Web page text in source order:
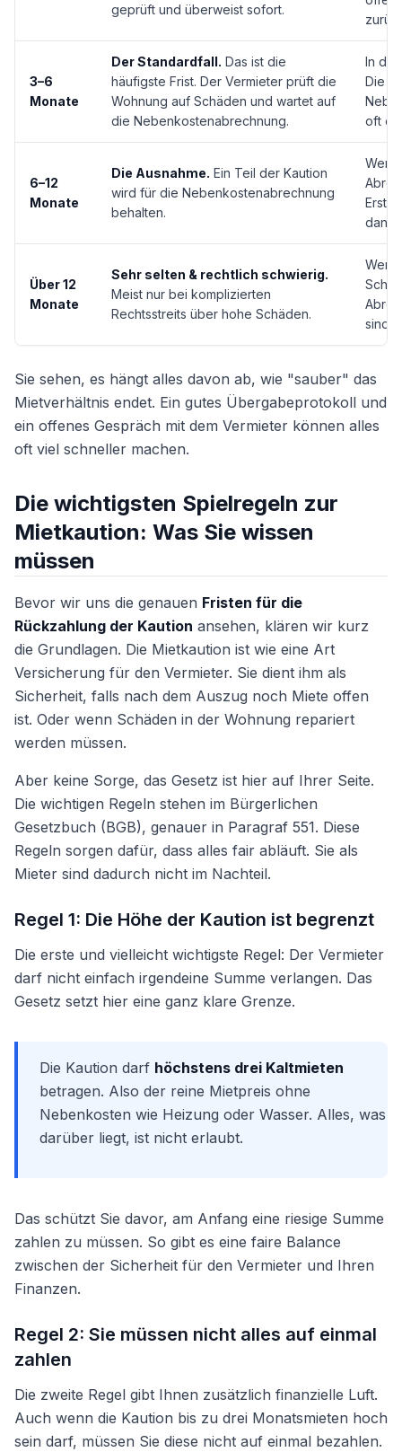
geprüft und überweist sofort.
3–6
Monate
Der Standardfall. Das ist die
häufigste Frist. Der Vermieter prüft die
Wohnung auf Schäden und wartet auf
die Nebenkostenabrechnung.
In
Die
oft
6–12
Monate
Die Ausnahme. Ein Teil der Kaution
wird für die Nebenkostenabrechnung
behalten.
dann
Über 12
Monate
Sehr selten & rechtlich schwierig.
Meist nur bei komplizierten
Rechtsstreits über hohe Schäden.
sind.
Sie sehen, es hängt alles davon ab, wie "sauber" das
Mietverhältnis endet. Ein gutes Übergabeprotokoll und
ein offenes Gespräch mit dem Vermieter können alles
oft viel schneller machen.
Die wichtigsten Spielregeln zur
Mietkaution: Was Sie wissen
müssen
Bevor wir uns die genauen Fristen für die
Rückzahlung der Kaution ansehen, klären wir kurz
die Grundlagen. Die Mietkaution ist wie eine Art
Versicherung für den Vermieter. Sie dient ihm als
Sicherheit, falls nach dem Auszug noch Miete offen
ist. Oder wenn Schäden in der Wohnung repariert
werden müssen.
Aber keine Sorge, das Gesetz ist hier auf Ihrer Seite.
Die wichtigen Regeln stehen im Bürgerlichen
Gesetzbuch (BGB), genauer in Paragraf 551. Diese
Regeln sorgen dafür, dass alles fair abläuft. Sie als
Mieter sind dadurch nicht im Nachteil.
Regel 1: Die Höhe der Kaution ist begrenzt
Die erste und vielleicht wichtigste Regel: Der Vermieter
darf nicht einfach irgendeine Summe verlangen. Das
Gesetz setzt hier eine ganz klare Grenze.
Die Kaution darf höchstens drei Kaltmieten
betragen. Also der reine Mietpreis ohne
Nebenkosten wie Heizung oder Wasser. Alles, was
darüber liegt, ist nicht erlaubt.
Das schützt Sie davor, am Anfang eine riesige Summe
zahlen zu müssen. So gibt es eine faire Balance
zwischen der Sicherheit für den Vermieter und Ihren
Finanzen.
Regel 2: Sie müssen nicht alles auf einmal
zahlen
Die zweite Regel gibt Ihnen zusätzlich finanzielle Luft.
Auch wenn die Kaution bis zu drei Monatsmieten hoch
sein darf, müssen Sie diese nicht auf einmal bezahlen.